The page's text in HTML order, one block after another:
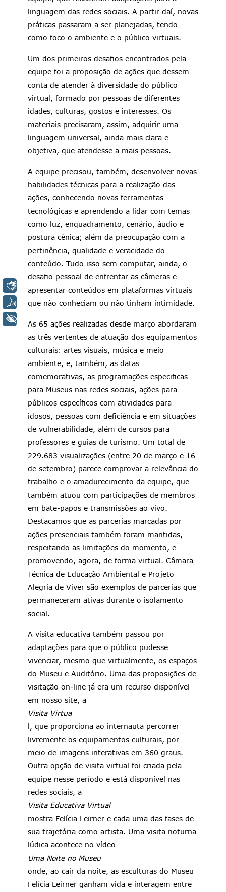
VOZ
linguagem das redes sociais. A partir daí, novas
práticas passaram a ser planejadas, tendo
como foco o ambiente e o público virtuais.
Um dos primeiros desafios encontrados pela
equipe foi a proposição de ações que dessem
conta de atender à diversidade do público
virtual, formado por pessoas de diferentes
idades, culturas, gostos e interesses. Os
materiais precisaram, assim, adquirir uma
linguagem universal, ainda mais clara e
objetiva, que atendesse a mais pessoas.
A equipe precisou, também, desenvolver novas
habilidades técnicas para a realização das
ações, conhecendo novas ferramentas
tecnológicas e aprendendo a lidar com temas
como luz, enquadramento, cenário, áudio e
postura cênica; além da preocupação com a
pertinência, qualidade e veracidade do
conteúdo. Tudo isso sem computar, ainda, o
desafio pessoal de enfrentar as câmeras e
apresentar conteúdos em plataformas virtuais
que não conheciam ou não tinham intimidade.
As 65 ações realizadas desde março abordaram
as três vertentes de atuação dos equipamentos
culturais: artes visuais, música e meio
ambiente, e, também, as datas
comemorativas, as programações especificas
para Museus nas redes sociais, ações para
públicos específicos com atividades para
idosos, pessoas com deficiência e em situações
de vulnerabilidade, além de cursos para
professores e guias de turismo. Um total de
229.683 visualizações (entre 20 de março e 16
de setembro) parece comprovar a relevância do
trabalho e o amadurecimento da equipe, que
também atuou com participações de membros
em bate-papos e transmissões ao vivo.
Destacamos que as parcerias marcadas por
ações presenciais também foram mantidas,
respeitando as limitações do momento, e
promovendo, agora, de forma virtual. Câmara
Técnica de Educação Ambiental e Projeto
Alegria de Viver são exemplos de parcerias que
permaneceram ativas durante o isolamento
social.
A visita educativa também passou por
adaptações para que o público pudesse
vivenciar, mesmo que virtualmente, os espaços
do Museu e Auditório. Uma das proposições de
visitação on-line já era um recurso disponível
em nosso site, a
Visita Virtua
l, que proporciona ao internauta percorrer
livremente os equipamentos culturais, por
meio de imagens interativas em 360 graus.
Outra opção de visita virtual foi criada pela
equipe nesse período e está disponível nas
redes sociais, a
Visita Educativa Virtual
mostra Felícia Leirner e cada uma das fases de
sua trajetória como artista. Uma visita noturna
lúdica acontece no vídeo
Uma Noite no Museu
onde, ao cair da noite, as esculturas do Museu
Felícia Leirner ganham vida e interagem entre